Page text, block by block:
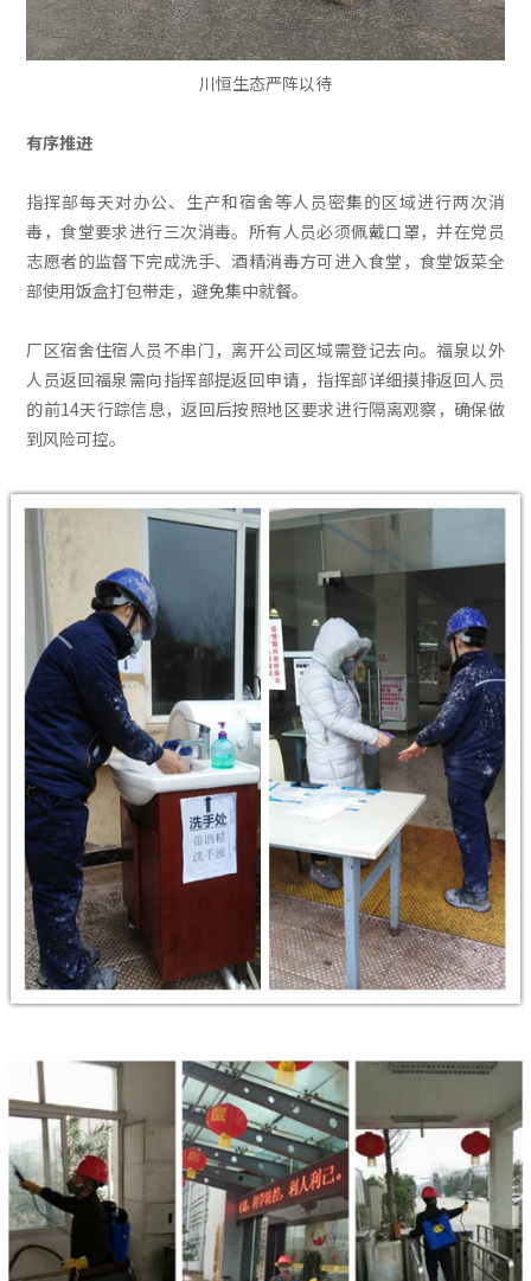
川恒生态严阵以待
有序推进
指挥部每天对办公、生产和宿舍等人员密集的区域进行两次消
毒，食堂要求进行三次消毒。所有人员必须佩戴口罩，并在党员
志愿者的监督下完成洗手、酒精消毒方可进入食堂，食堂饭菜全
部使用饭盒打包带走，避免集中就餐。
厂区宿舍住宿人员不串门，离开公司区域需登记去向。福泉以外
人员返回福泉需向指挥部提返回申请，指挥部详细摸排返回人员
的前14天行踪信息，返回后按照地区要求进行隔离观察，确保做
到风险可控。